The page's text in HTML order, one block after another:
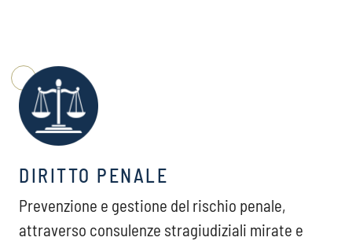
DIRITTO PENALE
Prevenzione e gestione del rischio penale,
attraverso consulenze stragiudiziali mirate e